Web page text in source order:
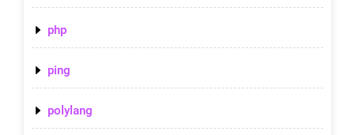
php
ping
polylang